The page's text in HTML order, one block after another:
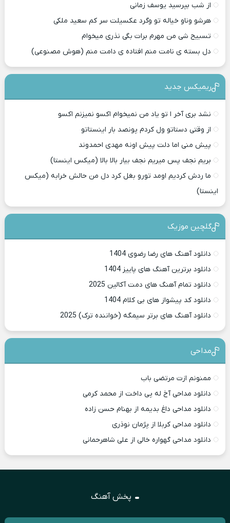
از شب بپرسید یوسف زمانی
هرشو وناو خیاله تو وگرد عکسیلت سر کم سعید ملکی
تسبیح شی من مهرم برات بگی نذری میخوام
دل بسته ی نامت منم افتاده ی دامت منم (هوش مصنوعی)
ریمیکس جدید
نشد بری آخر ا تو یاد من نمیخوام اکسو نمیزنم اکسو
از وقتی دستاتو ول کردم پونصد بار اینستاتو
پیش منی اما دلت پیش اونه مهدی احمدوند
بریم نجف پس میریم نجف بیار بالا بالا (میکس اینستا)
ما ردش کردیم اومد تورو بغل کرد دل من حالش خرابه (میکس
اینستا)
گلچین موزیک
دانلود آهنگ های رضا رضوی 1404
دانلود برترین آهنگ های پاییز 1404
دانلود تمام آهنگ های دمت آکالین 2025
دانلود کد پیشواز های بی کلام 1404
دانلود آهنگ های برتر سیمگه (خواننده ترک) 2025
مداحی
ممنونم ازت مرتضی باب
دانلود مداحی آخ له پی داخت از محمد کرمی
دانلود مداحی داغ بدیمه از بهنام حسن زاده
دانلود مداحی کربلا از پژمان نوذری
دانلود مداحی گهواره خالی از علی شاهرحمانی
پخش آهنگ